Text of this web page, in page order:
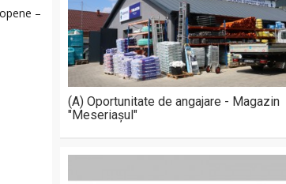
–
(A) Oportunitate de angajare - Magazin
"Meseriașul"